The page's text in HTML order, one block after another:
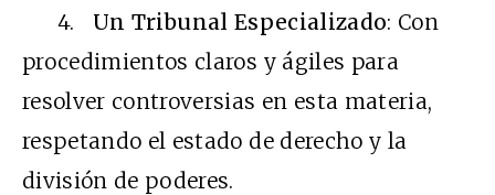
4. Un Tribunal Especializado: Con
procedimientos claros y ágiles para
resolver controversias en esta materia,
respetando el estado de derecho y la
división de poderes.